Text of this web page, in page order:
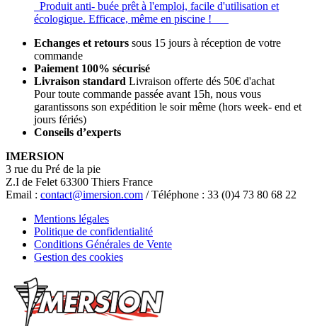
Produit anti- buée prêt à l'emploi, facile d'utilisation et
écologique. Efficace, même en piscine !
Echanges et retours sous 15 jours à réception de votre
commande
Paiement 100% sécurisé
Livraison standard Livraison offerte dés 50€ d'achat
Pour toute commande passée avant 15h, nous vous
garantissons son expédition le soir même (hors week- end et
jours fériés)
Conseils d’experts
IMERSION
3 rue du Pré de la pie
Z.I de Felet 63300 Thiers France
Email : contact@imersion.com / Téléphone : 33 (0)4 73 80 68 22
Mentions légales
Politique de confidentialité
Conditions Générales de Vente
Gestion des cookies